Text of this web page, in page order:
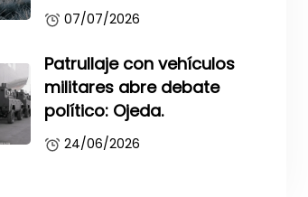
07/07/2026
Patrullaje con vehículos
militares abre debate
político: Ojeda.
24/06/2026